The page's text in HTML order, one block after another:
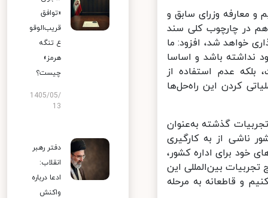
شهریور ۱۴۰۳ در آیین تکریم و معارفه وزرای سابق و
در چارچوب کلی سند
خواهد شد،‌ افزود: ما
باشد و اساسا
عدم استفاده از
کردن این راه‌حل‌ها
گذشته به‌عنوان
ناشی از به کارگیری
برای اداره کشور،
بین‌المللی این
و قاطعانه به مرحله
«توافق
قریب‌الوقو
ع تنگه
هرمز»
چیست؟
1405/05/
13
دفتر رهبر
انقلاب:
ادعا درباره
واکنش